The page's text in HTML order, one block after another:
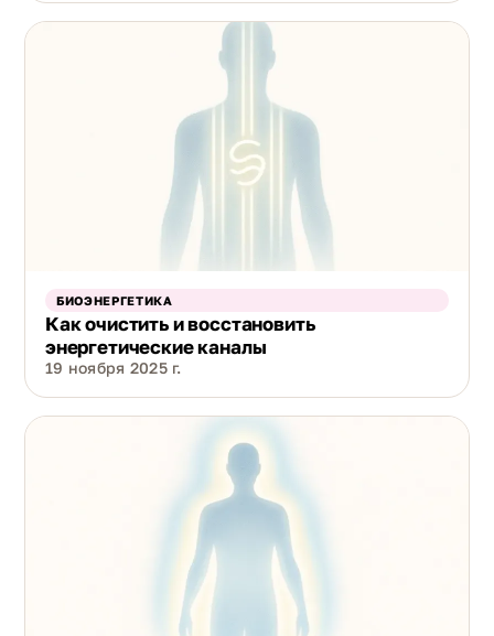
БИОЭНЕРГЕТИКА
Как очистить и восстановить
энергетические каналы
19 ноября 2025 г.